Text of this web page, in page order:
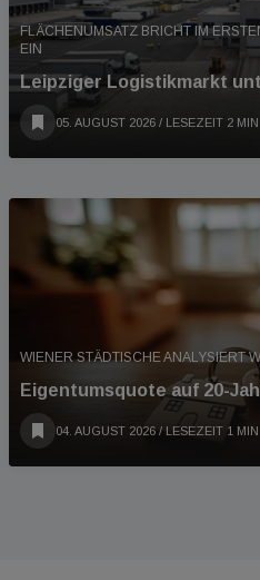
FLÄCHENUMSATZ BRICHT IM
EIN
Leipziger Logistikmarkt
05. AUGUST 2026 / LESEZEIT 2 MIN
WIENER STÄDTISCHE ANALYSIERT
Eigentumsquote auf 20-
04. AUGUST 2026 / LESEZEIT 1 MIN